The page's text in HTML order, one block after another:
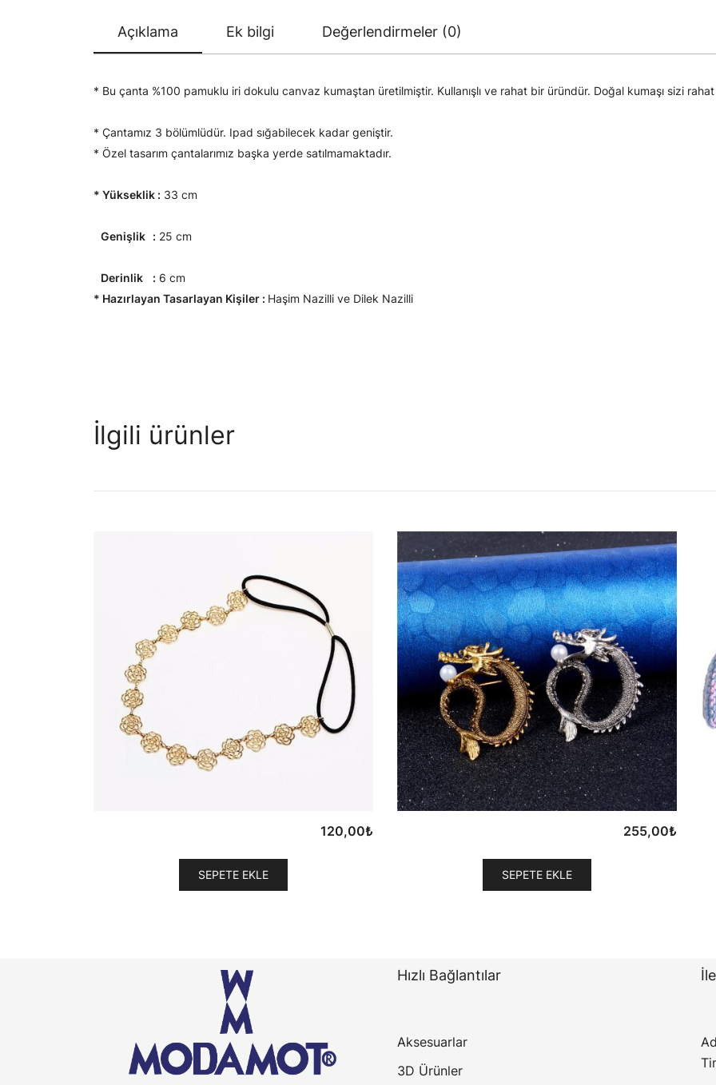
Açıklama Ek bilgi Değerlendirmeler (0)
* Bu çanta %100 pamuklu iri dokulu canvaz kumaştan üretilmiştir. Kullanışlı ve rahat bir üründür. Doğal kumaşı sizi
* Çantamız 3 bölümlüdür. Ipad sığabilecek kadar geniştir.
* Özel tasarım çantalarımız başka yerde satılmamaktadır.
* Yükseklik : 33 cm
Genişlik : 25 cm
Derinlik : 6 cm
* Hazırlayan Tasarlayan Kişiler : Haşim Nazilli ve Dilek Nazilli
İlgili ürünler
120,00₺
SEPETE EKLE
255,00₺
SEPETE EKLE
Hızlı Bağlantılar
Aksesuarlar
3D Ürünler